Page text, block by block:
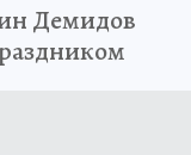
Демидов